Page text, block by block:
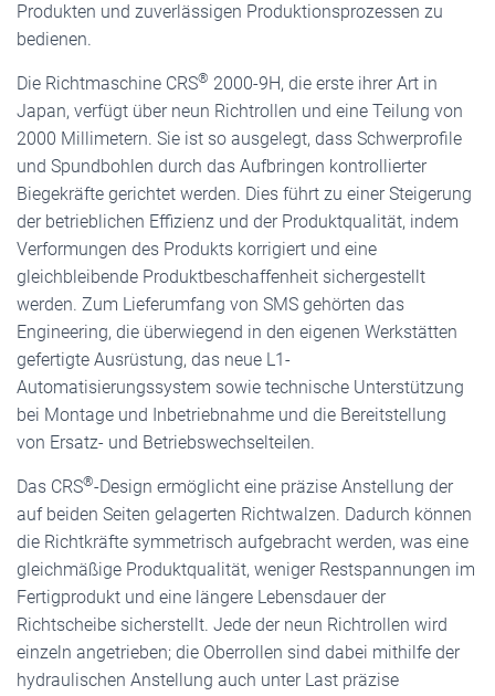
Produkten und zuverlässigen Produktionsprozessen zu
bedienen.
Die Richtmaschine CRS® 2000-9H, die erste ihrer Art in
Japan, verfügt über neun Richtrollen und eine Teilung von
2000 Millimetern. Sie ist so ausgelegt, dass Schwerprofile
und Spundbohlen durch das Aufbringen kontrollierter
Biegekräfte gerichtet werden. Dies führt zu einer Steigerung
der betrieblichen Effizienz und der Produktqualität, indem
Verformungen des Produkts korrigiert und eine
gleichbleibende Produktbeschaffenheit sichergestellt
werden. Zum Lieferumfang von SMS gehörten das
Engineering, die überwiegend in den eigenen Werkstätten
gefertigte Ausrüstung, das neue L1-
Automatisierungssystem sowie technische Unterstützung
bei Montage und Inbetriebnahme und die Bereitstellung
von Ersatz- und Betriebswechselteilen.
Das CRS®-Design ermöglicht eine präzise Anstellung der
auf beiden Seiten gelagerten Richtwalzen. Dadurch können
die Richtkräfte symmetrisch aufgebracht werden, was eine
gleichmäßige Produktqualität, weniger Restspannungen im
Fertigprodukt und eine längere Lebensdauer der
Richtscheibe sicherstellt. Jede der neun Richtrollen wird
einzeln angetrieben; die Oberrollen sind dabei mithilfe der
hydraulischen Anstellung auch unter Last präzise